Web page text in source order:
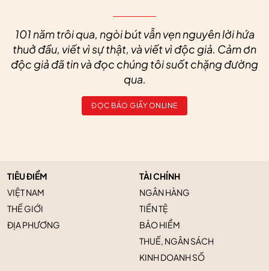
101 năm trôi qua, ngòi bút vẫn vẹn nguyên lời hứa
thuở đầu, viết vì sự thật, và viết vì độc giả. Cảm ơn
độc giả đã tin và đọc chúng tôi suốt chặng đường
qua.
ĐỌC BÁO GIẤY ONLINE
TIÊU ĐIỂM
VIỆT NAM
THẾ GIỚI
ĐỊA PHƯƠNG
TÀI CHÍNH
NGÂN HÀNG
TIỀN TỆ
BẢO HIỂM
THUẾ, NGÂN SÁCH
KINH DOANH SỐ